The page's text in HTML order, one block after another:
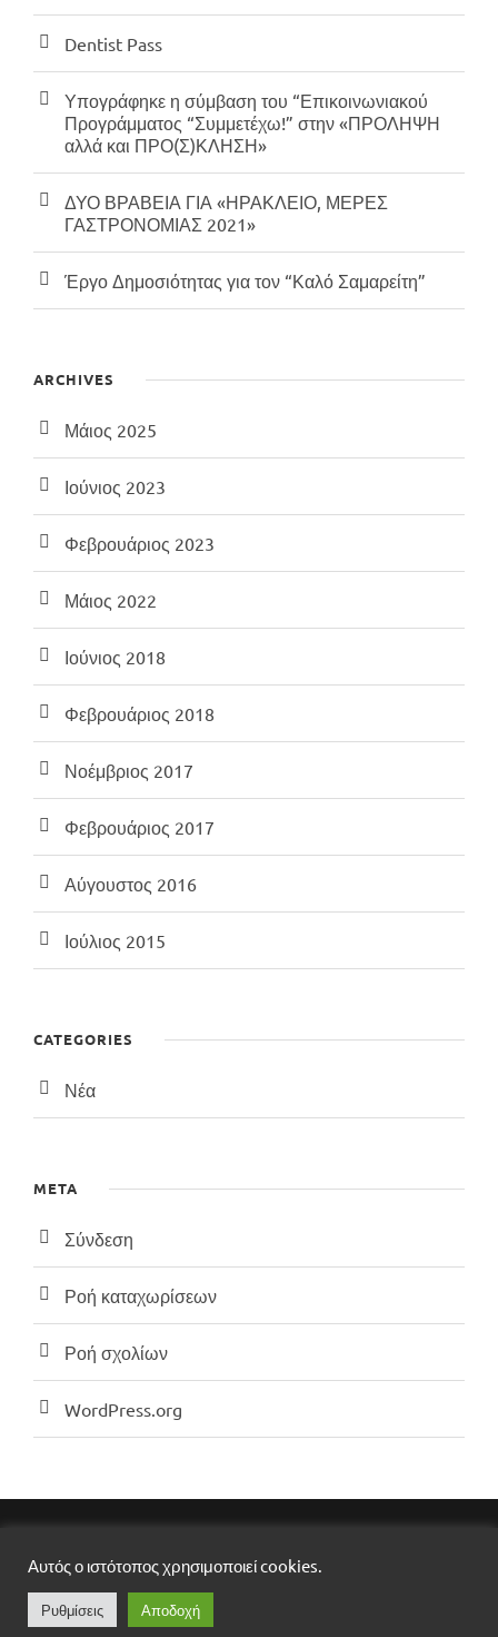
Dentist Pass
Υπογράφηκε η σύμβαση του “Επικοινωνιακού
Προγράμματος “Συμμετέχω!” στην «ΠΡΟΛΗΨΗ
αλλά και ΠΡΟ(Σ)ΚΛΗΣΗ»
ΔΥΟ ΒΡΑΒΕΙΑ ΓΙΑ «ΗΡΑΚΛΕΙΟ, ΜΕΡΕΣ
ΓΑΣΤΡΟΝΟΜΙΑΣ 2021»
Έργο Δημοσιότητας για τον “Καλό Σαμαρείτη”
ARCHIVES
Μάιος 2025
Ιούνιος 2023
Φεβρουάριος 2023
Μάιος 2022
Ιούνιος 2018
Φεβρουάριος 2018
Νοέμβριος 2017
Φεβρουάριος 2017
Αύγουστος 2016
Ιούλιος 2015
CATEGORIES
Νέα
META
Σύνδεση
Ροή καταχωρίσεων
Ροή σχολίων
WordPress.org
RESERVED
DESIGNED BY
Αυτός ο ιστότοπος χρησιμοποιεί cookies.
Ρυθμίσεις Αποδοχή